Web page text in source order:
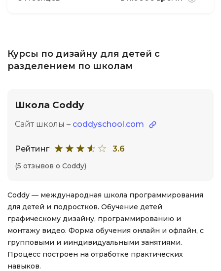
Курсы по дизайну для детей с
разделением по школам
Школа Coddy
Сайт школы – coddyschool.com
Рейтинг 3.6
(5 отзывов о Coddy)
Coddy — международная школа программирования
для детей и подростков. Обучение детей
графическому дизайну, программированию и
монтажу видео. Форма обучения онлайн и офлайн, с
групповыми и ииндивидуальными занятиями.
Процесс построен на отработке практических
навыков.